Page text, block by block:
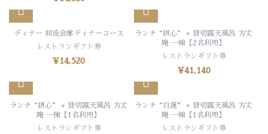
ディナー 和流会席ディナーコース
レストランギフト券
¥14,520
ランチ“摂心” + 貸切露天風呂 方丈
庵 一棟【2名利用】
レストランギフト券
¥41,140
ランチ“摂心” + 貸切露天風呂 方丈
庵 一棟【1名利用】
レストランギフト券
ランチ“白蓮” + 貸切露天風呂 方丈
庵 一棟【1名利用】
レストランギフト券